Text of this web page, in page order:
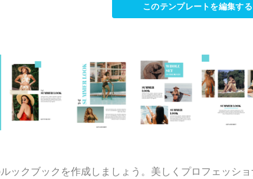
このテンプレートを編集する
ックブックを作成しましょう。美しくプロフェッシ